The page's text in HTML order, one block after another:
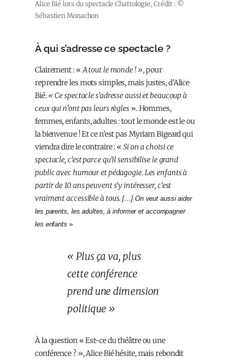
Alice Bié lors du spectacle Chattologie, Crédit : ©
Sébastien Monachon
À qui s’adresse ce spectacle ?
Clairement : « A tout le monde ! »,pour
reprendre les mots simples, mais justes, d’Alice
Bié.« Ce spectacle s’adresse aussi et beaucoup à
ceux qui n’ont pas leurs règles». Hommes,
femmes, enfants, adultes : tout le monde est le ou
la bienvenu·e ! Et ce n’est pas Myriam Bigeard qui
viendra dire le contraire : « Si on a choisi ce
spectacle, c’est parce qu’il sensibilise le grand
public avec humour et pédagogie. Les enfants à
partir de 10 ans peuvent s’y intéresser, c’est
vraiment accessible à tous.[…] On veut aussi aider
les parents, les adultes, à informer et accompagner
les enfants »
« Plus ça va, plus
cette conférence
prend une dimension
politique »
À la question « Est-ce du théâtre ou une
conférence ? », Alice Bié hésite, mais rebondit